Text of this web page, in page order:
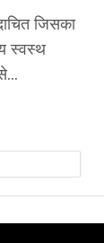
जिसका
स्वस्थ